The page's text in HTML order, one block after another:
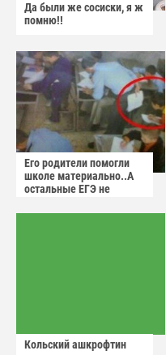
Да были же сосиски, я ж
помню!!
Его родители помогли
школе материально..А
остальные ЕГЭ не
Кольский ашкрофтин